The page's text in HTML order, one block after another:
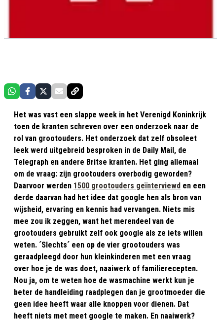
Het was vast een slappe week in het Verenigd Koninkrijk
toen de kranten schreven over een onderzoek naar de
rol van grootouders. Het onderzoek dat zelf obsoleet
leek werd uitgebreid besproken in de Daily Mail, de
Telegraph en andere Britse kranten. Het ging allemaal
om de vraag: zijn grootouders overbodig geworden?
Daarvoor werden 1500 grootouders geïnterviewd en een
derde daarvan had het idee dat google hen als bron van
wijsheid, ervaring en kennis had vervangen. Niets mis
mee zou ik zeggen, want het merendeel van de
grootouders gebruikt zelf ook google als ze iets willen
weten. ´Slechts´ een op de vier grootouders was
geraadpleegd door hun kleinkinderen met een vraag
over hoe je de was doet, naaiwerk of familierecepten.
Nou ja, om te weten hoe de wasmachine werkt kun je
beter de handleiding raadplegen dan je grootmoeder die
geen idee heeft waar alle knoppen voor dienen. Dat
heeft niets met meet google te maken. En naaiwerk?